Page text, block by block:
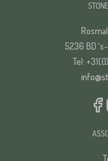
5236 BD
Tel: